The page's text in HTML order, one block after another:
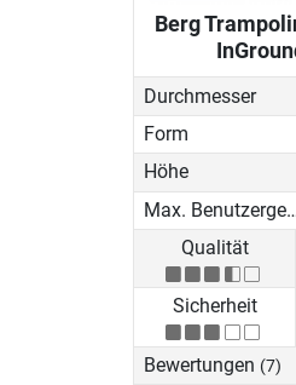
Berg
Durchmesser
Form
Höhe
Max.
Qualität
Sicherheit
Bewertungen (7)